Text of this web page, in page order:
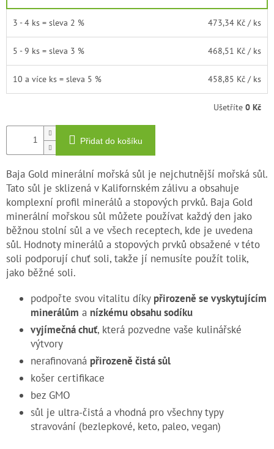
3 - 4 ks = sleva 2 % 473,34 Kč / ks
5 - 9 ks = sleva 3 % 468,51 Kč / ks
10 a více ks = sleva 5 % 458,85 Kč / ks
Ušetříte 0 Kč
Přidat do košíku
Baja Gold minerální mořská sůl je nejchutnější mořská sůl.
Tato sůl je sklizená v Kalifornském zálivu a obsahuje
komplexní profil minerálů a stopových prvků. Baja Gold
minerální mořskou sůl můžete používat každý den jako
běžnou stolní sůl a ve všech receptech, kde je uvedena
sůl. Hodnoty minerálů a stopových prvků obsažené v této
soli podporují chuť soli, takže jí nemusíte použít tolik,
jako běžné soli.
podpořte svou vitalitu díky přirozeně se vyskytujícím
minerálům a nízkému obsahu sodíku
vyjímečná chuť, která pozvedne vaše kulinářské
výtvory
nerafinovaná přirozeně čistá sůl
košer certifikace
bez GMO
sůl je ultra-čistá a vhodná pro všechny typy
stravování (bezlepkové, keto, paleo, vegan)